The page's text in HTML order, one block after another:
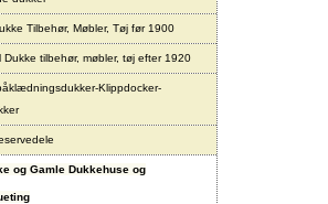
Tilbehør, Møbler, Tøj før 1900
Dukke tilbehør, møbler, tøj efter 1920
Klippdocker-
og Gamle Dukkehuse og